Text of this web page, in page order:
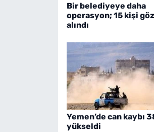
Bir belediyeye daha
operasyon; 15 kişi
alındı
Yemen’de can kaybı
yükseldi